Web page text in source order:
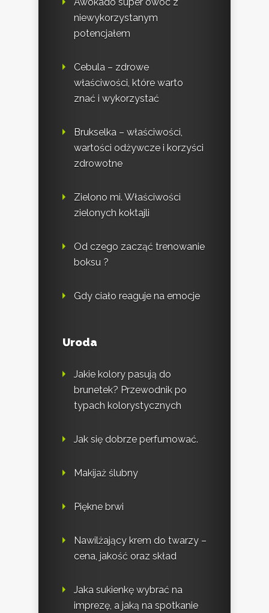
niewykorzystanym
potencjałem
Cebula – zdrowe
właściwości, które warto
znać i wykorzystać
Brukselka – właściwości,
wartości odżywcze i korzyści
zdrowotne
Zielono mi. Właściwości
zielonych koktajli
Od czego zacząć trenowanie
boksu ?
Gdy ciało reaguje na emocje
Uroda
Jakie kolory pasują do
brunetek? Przewodnik po
typach kolorystycznych
Jak się dobrze perfumować.
Makijaż ślubny
Piękne brwi
Nawilżający krem do twarzy –
cena, jakość oraz skład
Jaka sukienkę wybrać na
imprezę, a jaką na spotkanie